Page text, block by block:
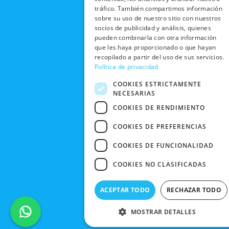
m
CON
NOSOTROS
NUESTRAS
TIENDAS
BLACK
CONTACTO
EN TIENDA
DEVOLUCIONES
Y CAMBIOS
CANCELAR
PEDIDO
PRIVACIDAD
CONDICIONES
DE COMPRA
tráfico. También compartimos información
sobre su uso de nuestro sitio con nuestros
socios de publicidad y análisis, quienes
pueden combinarla con otra información
que les haya proporcionado o que hayan
recopilado a partir del uso de sus servicios.
Política de privacidad
COOKIES ESTRICTAMENTE
NECESARIAS
COOKIES DE RENDIMIENTO
COOKIES DE PREFERENCIAS
COOKIES DE FUNCIONALIDAD
COOKIES NO CLASIFICADAS
ACEPTAR TODO RECHAZAR TODO
MOSTRAR DETALLES